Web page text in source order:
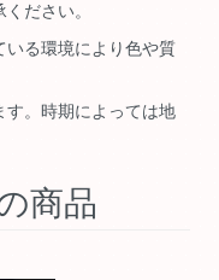
ださい。
る環境により色や質
。時期によっては地
商品